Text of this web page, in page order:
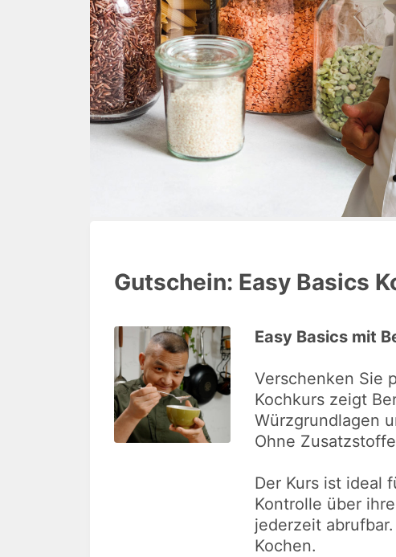
Gutschein: Easy Basics
Easy Basics mit
Verschenken Sie
Kochkurs zeigt
Würzgrundlagen
Ohne
Der Kurs ist ideal
Kontrolle über
jederzeit
Kochen.